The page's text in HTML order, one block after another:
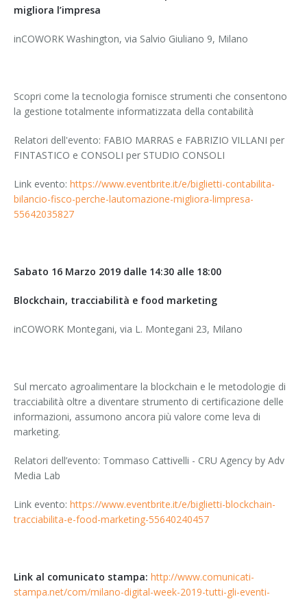
migliora l’impresa
inCOWORK Washington, via Salvio Giuliano 9, Milano
Scopri come la tecnologia fornisce strumenti che consentono
la gestione totalmente informatizzata della contabilità
Relatori dell'evento: FABIO MARRAS e FABRIZIO VILLANI per
FINTASTICO e CONSOLI per STUDIO CONSOLI
Link evento: https://www.eventbrite.it/e/biglietti-contabilita-
bilancio-fisco-perche-lautomazione-migliora-limpresa-
55642035827
Sabato 16 Marzo 2019 dalle 14:30 alle 18:00
Blockchain, tracciabilità e food marketing
inCOWORK Montegani, via L. Montegani 23, Milano
Sul mercato agroalimentare la blockchain e le metodologie di
tracciabilità oltre a diventare strumento di certificazione delle
informazioni, assumono ancora più valore come leva di
marketing.
Relatori dell’evento: Tommaso Cattivelli - CRU Agency by Adv
Media Lab
Link evento: https://www.eventbrite.it/e/biglietti-blockchain-
tracciabilita-e-food-marketing-55640240457
Link al comunicato stampa: http://www.comunicati-
stampa.net/com/milano-digital-week-2019-tutti-gli-eventi-